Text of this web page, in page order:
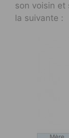
son voisin et
la suivante :